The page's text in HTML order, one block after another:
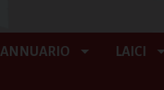
ANNUARIO LAICI